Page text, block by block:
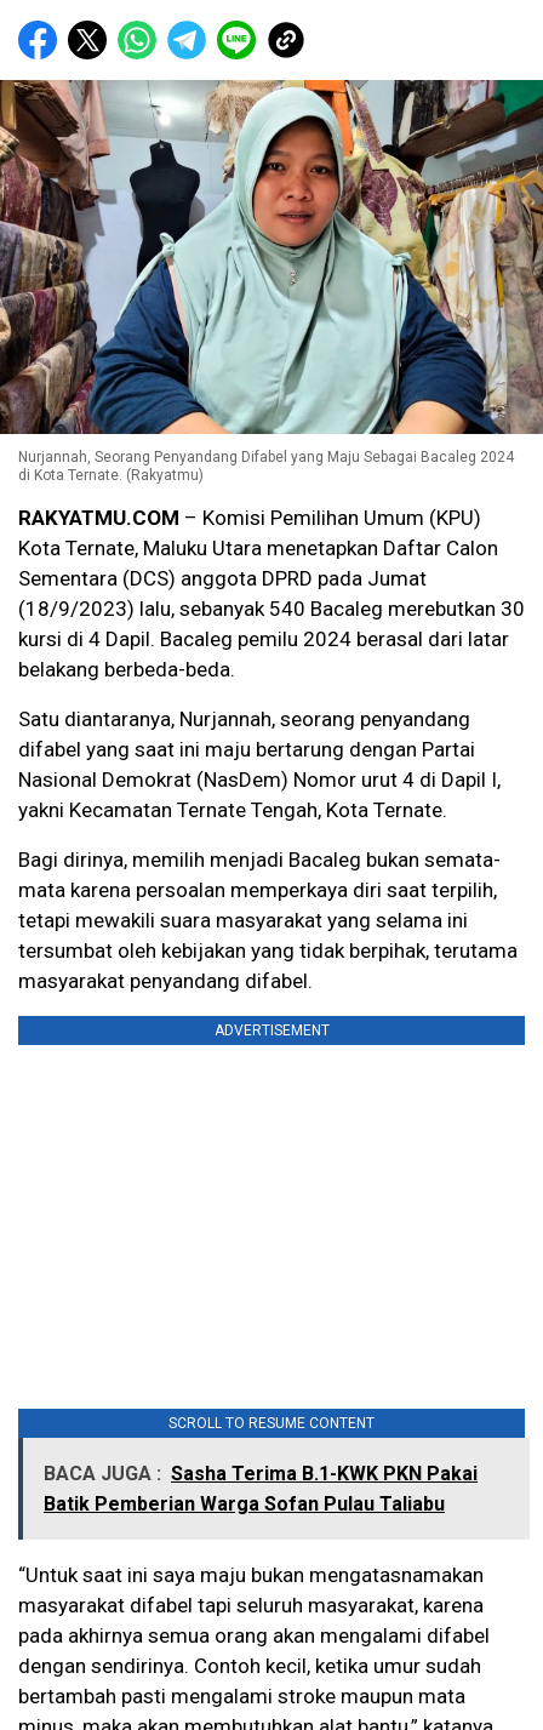
Nurjannah, Seorang Penyandang Difabel yang Maju Sebagai Bacaleg 2024
di Kota Ternate. (Rakyatmu)
RAKYATMU.COM – Komisi Pemilihan Umum (KPU)
Kota Ternate, Maluku Utara menetapkan Daftar Calon
Sementara (DCS) anggota DPRD pada Jumat
(18/9/2023) lalu, sebanyak 540 Bacaleg merebutkan 30
kursi di 4 Dapil. Bacaleg pemilu 2024 berasal dari latar
belakang berbeda-beda.
Satu diantaranya, Nurjannah, seorang penyandang
difabel yang saat ini maju bertarung dengan Partai
Nasional Demokrat (NasDem) Nomor urut 4 di Dapil I,
yakni Kecamatan Ternate Tengah, Kota Ternate.
Bagi dirinya, memilih menjadi Bacaleg bukan semata-
mata karena persoalan memperkaya diri saat terpilih,
tetapi mewakili suara masyarakat yang selama ini
tersumbat oleh kebijakan yang tidak berpihak, terutama
masyarakat penyandang difabel.
ADVERTISEMENT
SCROLL TO RESUME CONTENT
BACA JUGA : Sasha Terima B.1-KWK PKN Pakai
Batik Pemberian Warga Sofan Pulau Taliabu
“Untuk saat ini saya maju bukan mengatasnamakan
masyarakat difabel tapi seluruh masyarakat, karena
pada akhirnya semua orang akan mengalami difabel
dengan sendirinya. Contoh kecil, ketika umur sudah
bertambah pasti mengalami stroke maupun mata